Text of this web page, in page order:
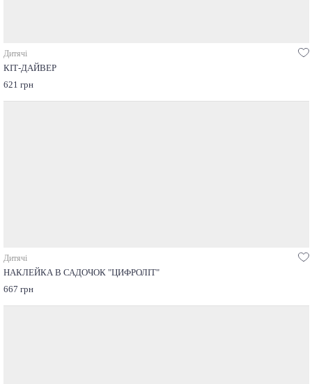
Дитячі
КІТ-ДАЙВЕР
621 грн
Дитячі
НАКЛЕЙКА В САДОЧОК "ЦИФРОЛІТ"
667 грн